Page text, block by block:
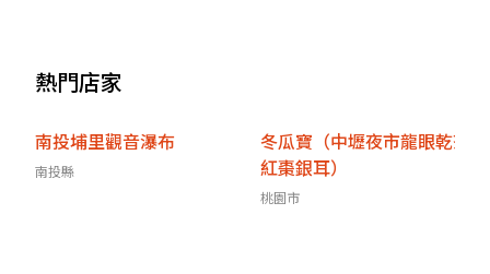
熱門店家
南投埔里觀音瀑布
南投縣
冬瓜寶（中壢夜市龍眼乾茶
紅棗銀耳）
桃園市